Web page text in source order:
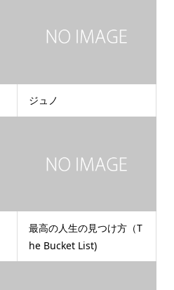
ジュノ
最高の人生の見つけ方（T
he Bucket List)